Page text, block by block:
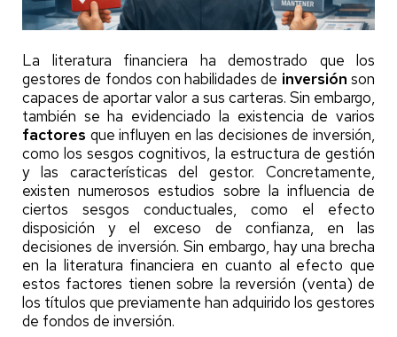
La literatura financiera
ha demostrado que los
gestores de fondos con habilidades de inversiónson
capaces de aportar valor a sus carteras. Sin embargo,
también se ha evidenciado la existencia de varios
factores que influyen en las decisiones de inversión,
como los sesgos cognitivos, la estructura de gestión
y las características del gestor. Concretamente,
existen numerosos estudios sobre la influencia de
ciertos sesgos conductuales, como el efecto
disposición y el exceso de confianza, en las
decisiones de inversión. Sin embargo, hay una brecha
en la literatura financiera en cuanto al efecto que
estos factores tienen sobre la reversión (venta) de
los títulos que previamente han adquirido los gestores
de fondos de inversión.